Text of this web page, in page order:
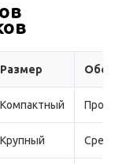
Размер
Компактный
Крупный